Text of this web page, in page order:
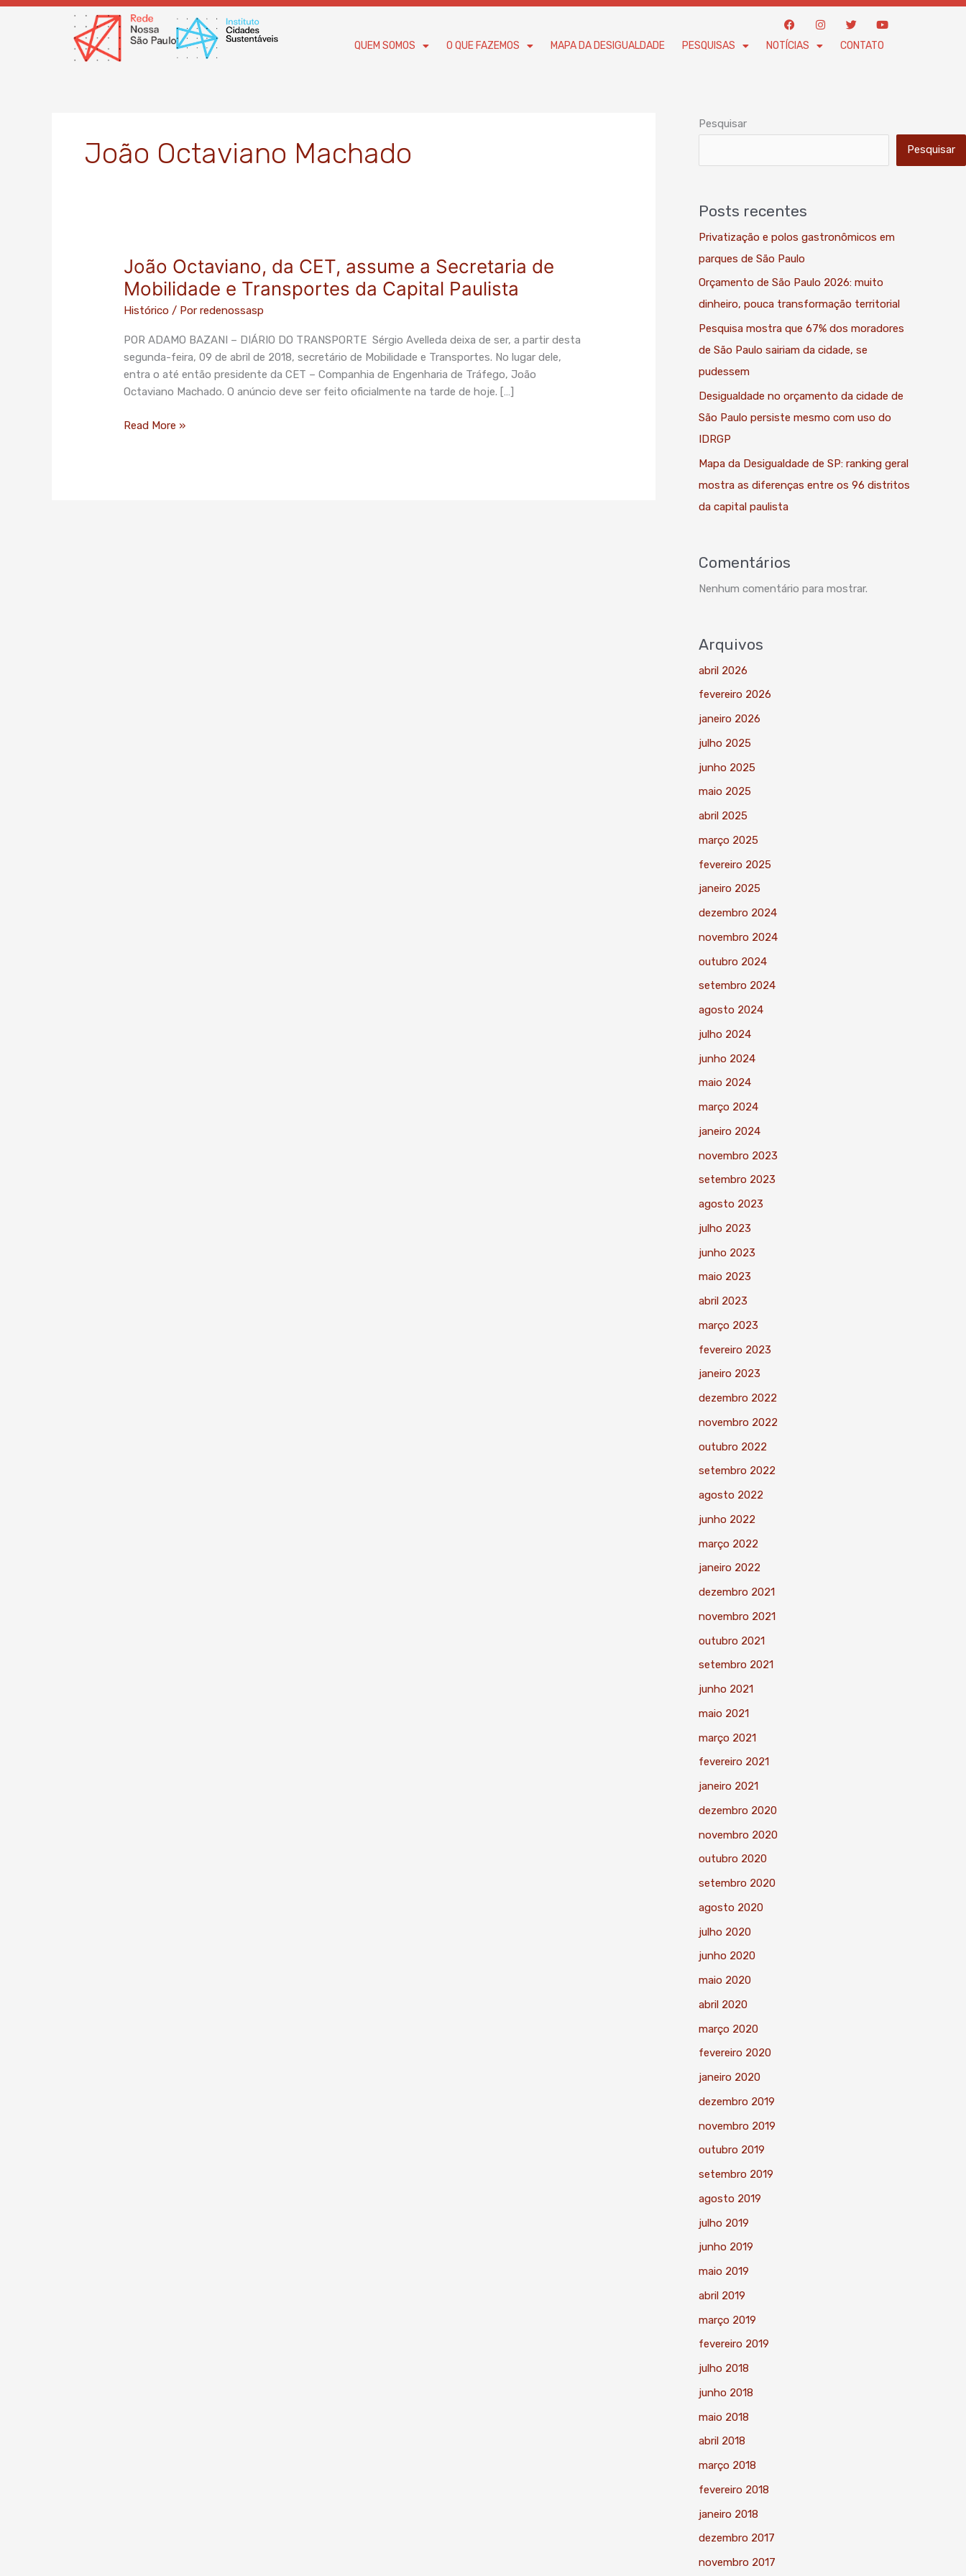
Ir
F
a
c
e
I
n
t
T
w
i
t
Y
o
u
t
QUEM SOMOS O QUE FAZEMOS MAPA DA DESIGUALDADE PESQUISAS NOTÍCIAS CONTATO
João Octaviano Machado
João Octaviano, da CET, assume a Secretaria de
Mobilidade e Transportes da Capital Paulista
Histórico / Porredenossasp
POR ADAMO BAZANI – DIÁRIO DO TRANSPORTE Sérgio Avelleda deixa de ser, a partir desta
segunda-feira, 09 de abril de 2018, secretário de Mobilidade e Transportes. No lugar dele,
entra o até então presidente da CET – Companhia de Engenharia de Tráfego, João
Octaviano Machado. O anúncio deve ser feito oficialmente na tarde de hoje. […]
João
Octaviano,
da
CET,
Secretaria
e
Read More »
Pesquisar
Pesquisar
Posts recentes
Privatização e polos gastronômicos em
parques de São Paulo
Orçamento de São Paulo 2026: muito
dinheiro, pouca transformação territorial
Pesquisa mostra que 67% dos moradores
de São Paulo sairiam da cidade, se
pudessem
Desigualdade no orçamento da cidade de
São Paulo persiste mesmo com uso do
IDRGP
Mapa da Desigualdade de SP: ranking geral
mostra as diferenças entre os 96 distritos
da capital paulista
Comentários
Nenhum comentário para mostrar.
Arquivos
abril 2026
fevereiro 2026
janeiro 2026
julho 2025
junho 2025
maio 2025
abril 2025
março 2025
fevereiro 2025
janeiro 2025
dezembro 2024
novembro 2024
outubro 2024
setembro 2024
agosto 2024
julho 2024
junho 2024
maio 2024
março 2024
janeiro 2024
novembro 2023
setembro 2023
agosto 2023
julho 2023
junho 2023
maio 2023
abril 2023
março 2023
fevereiro 2023
janeiro 2023
dezembro 2022
novembro 2022
outubro 2022
setembro 2022
agosto 2022
junho 2022
março 2022
janeiro 2022
dezembro 2021
novembro 2021
outubro 2021
setembro 2021
junho 2021
maio 2021
março 2021
fevereiro 2021
janeiro 2021
dezembro 2020
novembro 2020
outubro 2020
setembro 2020
agosto 2020
julho 2020
junho 2020
maio 2020
abril 2020
março 2020
fevereiro 2020
janeiro 2020
dezembro 2019
novembro 2019
outubro 2019
setembro 2019
agosto 2019
julho 2019
junho 2019
maio 2019
abril 2019
março 2019
fevereiro 2019
julho 2018
junho 2018
maio 2018
abril 2018
março 2018
fevereiro 2018
janeiro 2018
dezembro 2017
novembro 2017